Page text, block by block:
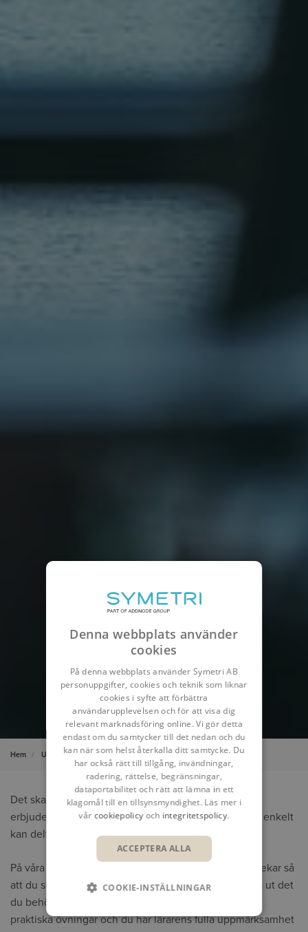
Hem Utbildning Onlinekurser
Det ska vara smidigt att utöka sina kunskaper. Därför
erbjuder vi onlinekurser, där du och övriga deltagare enkelt
kan delta hemifrån eller från kontoret.
På våra webbutbildningar har vi alltid små gruppstorlekar så
att du ska få den tid du behöver med läraren för att få ut det
du behöver från kursen. Vi blandar instruktioner med
praktiska övningar och du har lärarens fulla uppmärksamhet
Denna webbplats använder
cookies
På denna webbplats använder Symetri AB
personuppgifter, cookies och teknik som liknar
cookies i syfte att förbättra
användarupplevelsen och för att visa dig
relevant marknadsföring online. Vi gör detta
endast om du samtycker till det nedan och du
kan när som helst återkalla ditt samtycke. Du
har också rätt till tillgång, invändningar,
radering, rättelse, begränsningar,
dataportabilitet och rätt att lämna in ett
klagomål till en tillsynsmyndighet. Läs mer i
vår cookiepolicyoch integritetspolicy.
ACCEPTERA ALLA
COOKIE-INSTÄLLNINGAR